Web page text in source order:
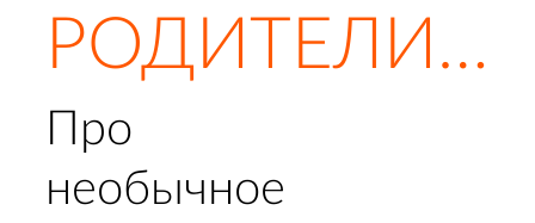
РОДИТЕЛИ…
Про
необычное